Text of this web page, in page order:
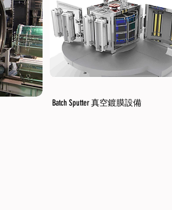
Batch Sputter 真空鍍膜設備